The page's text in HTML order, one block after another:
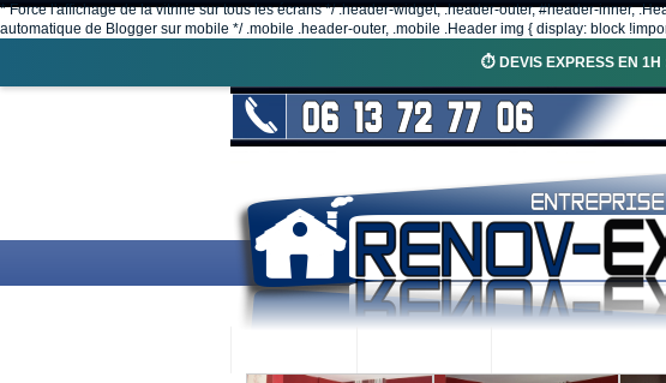
* Force l'affichage de la vitrine sur tous les écrans */ .header-widget, .header-outer, #header-inner,
automatique de Blogger sur mobile */ .mobile .header-outer, .mobile .Header img { display: block
⏱️ DEVIS EXPRESS EN